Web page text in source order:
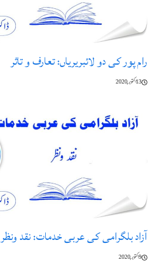
رام پور کی دو لائبریریاں: تعارف و تاثر
13 اکتوبر, 2020
آزاد بلگرامی کی عربی خدمات: نقد ونظر
9 اکتوبر, 2020